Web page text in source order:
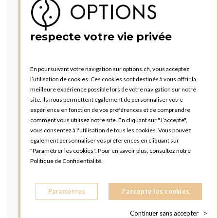
respecte votre vie privée
En poursuivant votre navigation sur options.ch, vous acceptez
l’utilisation de cookies. Ces cookies sont destinés à vous offrir la
meilleure expérience possible lors de votre navigation sur notre
site. Ils nous permettent également de personnaliser votre
expérience en fonction de vos préférences et de comprendre
comment vous utilisez notre site. En cliquant sur "J’accepte",
vous consentez à l'utilisation de tous les cookies. Vous pouvez
également personnaliser vos préférences en cliquant sur
"Paramétrer les cookies". Pour en savoir plus, consultez notre
Politique de Confidentialité.
Paramètres J'accepte les cookies
Continuer sans accepter >